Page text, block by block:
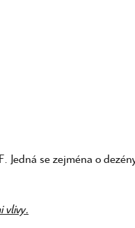
Jedná se zejména o
vlivy.